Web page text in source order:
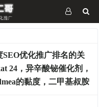
SEO优化推广排名的关
24，异辛酸铋催化剂，
的黏度，二甲基叔胺